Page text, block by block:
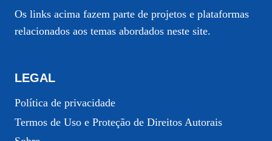
Os links acima fazem parte de projetos e plataformas
relacionados aos temas abordados neste site.
LEGAL
Política de privacidade
Termos de Uso e Proteção de Direitos Autorais